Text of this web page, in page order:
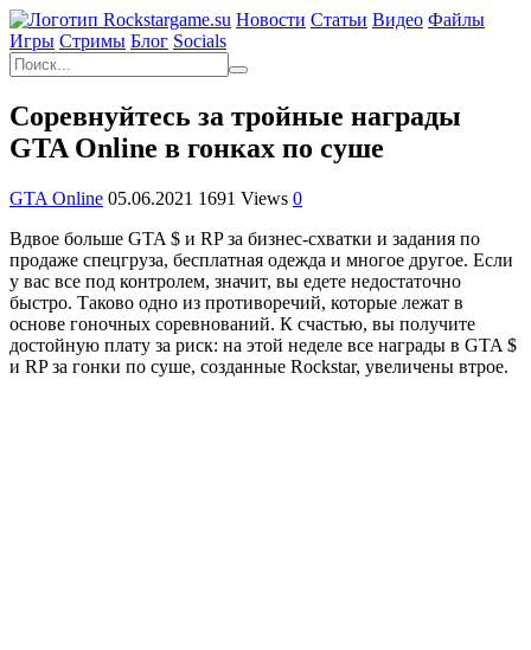
Новости Статьи Видео Файлы
Игры Cтримы Блог Socials
Соревнуйтесь за тройные награды
GTA Online в гонках по суше
GTA Online 05.06.2021 1691 Views 0
Вдвое больше GTA $ и RP за бизнес-схватки и задания по
продаже спецгруза, бесплатная одежда и многое другое. Если
у вас все под контролем, значит, вы едете недостаточно
быстро. Таково одно из противоречий, которые лежат в
основе гоночных соревнований. К счастью, вы получите
достойную плату за риск: на этой неделе все награды в GTA $
и RP за гонки по суше, созданные Rockstar, увеличены втрое.